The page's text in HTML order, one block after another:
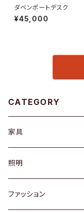
ダベンポートデスク
¥45,000
CATEGORY
家具
ソファ / ベンチ
チェア / スツール
照明
ペンダントライト
ファッション